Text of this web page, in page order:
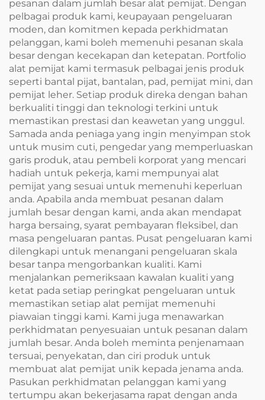
pesanan dalam jumlah besar alat pemijat. Dengan
pelbagai produk kami, keupayaan pengeluaran
moden, dan komitmen kepada perkhidmatan
pelanggan, kami boleh memenuhi pesanan skala
besar dengan kecekapan dan ketepatan. Portfolio
alat pemijat kami termasuk pelbagai jenis produk
seperti bantal pijat, bantalan, pad, pemijat mini, dan
pemijat leher. Setiap produk direka dengan bahan
berkualiti tinggi dan teknologi terkini untuk
memastikan prestasi dan keawetan yang unggul.
Samada anda peniaga yang ingin menyimpan stok
untuk musim cuti, pengedar yang memperluaskan
garis produk, atau pembeli korporat yang mencari
hadiah untuk pekerja, kami mempunyai alat
pemijat yang sesuai untuk memenuhi keperluan
anda. Apabila anda membuat pesanan dalam
jumlah besar dengan kami, anda akan mendapat
harga bersaing, syarat pembayaran fleksibel, dan
masa pengeluaran pantas. Pusat pengeluaran kami
dilengkapi untuk menangani pengeluaran skala
besar tanpa mengorbankan kualiti. Kami
menjalankan pemeriksaan kawalan kualiti yang
ketat pada setiap peringkat pengeluaran untuk
memastikan setiap alat pemijat memenuhi
piawaian tinggi kami. Kami juga menawarkan
perkhidmatan penyesuaian untuk pesanan dalam
jumlah besar. Anda boleh meminta penjenamaan
tersuai, penyekatan, dan ciri produk untuk
membuat alat pemijat unik kepada jenama anda.
Pasukan perkhidmatan pelanggan kami yang
tertumpu akan bekerjasama rapat dengan anda